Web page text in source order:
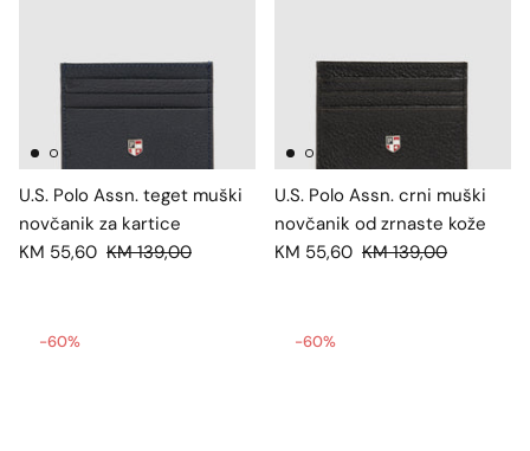
U.S. Polo Assn. teget muški
novčanik za kartice
KM 55,60 KM 139,00
U.S. Polo Assn. crni muški
novčanik od zrnaste kože
KM 55,60 KM 139,00
-60% -60%